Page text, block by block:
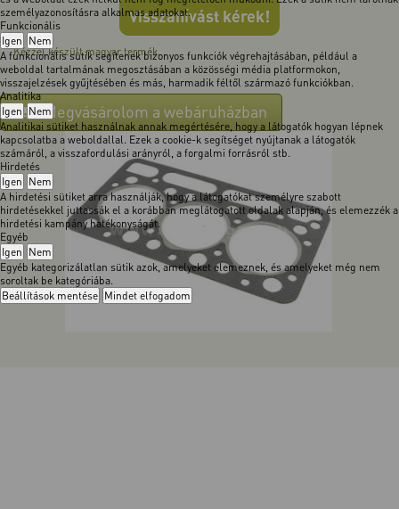
személyazonosításra alkalmas adatokat.
Funkcionális
Igen Nem
A funkcionális sütik segítenek bizonyos funkciók végrehajtásában, például a
weboldal tartalmának megosztásában a közösségi média platformokon,
visszajelzések gyűjtésében és más, harmadik féltől származó funkciókban.
Analitika
Igen Nem
Analitikai sütiket használnak annak megértésére, hogy a látogatók hogyan lépnek
kapcsolatba a weboldallal. Ezek a cookie-k segítséget nyújtanak a látogatók
számáról, a visszafordulási arányról, a forgalmi forrásról stb.
Hirdetés
Igen Nem
A hirdetési sütiket arra használják, hogy a látogatókat személyre szabott
hirdetésekkel juttassák el a korábban meglátogatott oldalak alapján, és elemezzék a
hirdetési kampány hatékonyságát.
Egyéb
Igen Nem
Egyéb kategorizálatlan sütik azok, amelyeket elemeznek, és amelyeket még nem
soroltak be kategóriába.
Beállítások mentése Mindet elfogadom
Visszahívást kérek!
Kézzel készült magyar termék.
Megvásárolom a webáruházban